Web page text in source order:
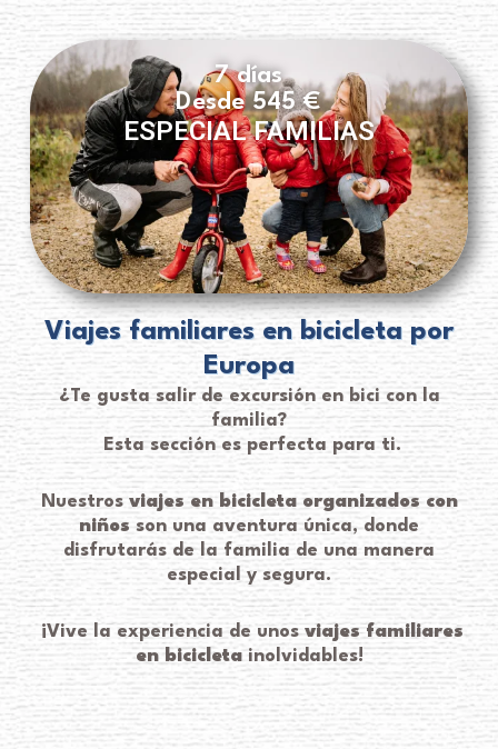
7 días
Desde 545 €
ESPECIAL FAMILIAS
Viajes familiares en bicicleta por
Europa
¿Te gusta salir de excursión en bici con la
familia?
Esta sección es perfecta para ti.
Nuestros viajes en bicicleta organizados con
niños son una aventura única, donde
disfrutarás de la familia de una manera
especial y segura.
¡Vive la experiencia de unosviajes familiares
en bicicletainolvidables!